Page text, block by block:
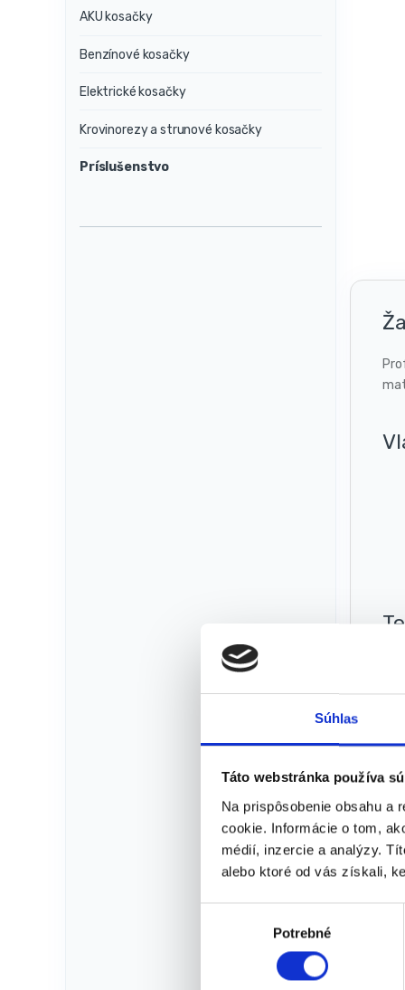
Súhlas
Táto webstránka používa
Na prispôsobenie obsahu a
cookie. Informácie o tom,
médií, inzercie a analýzy.
alebo ktoré od vás získali,
Potrebné
AKU kosačky
Benzínové kosačky
Elektrické kosačky
Krovinorezy a strunové kosačky
Príslušenstvo